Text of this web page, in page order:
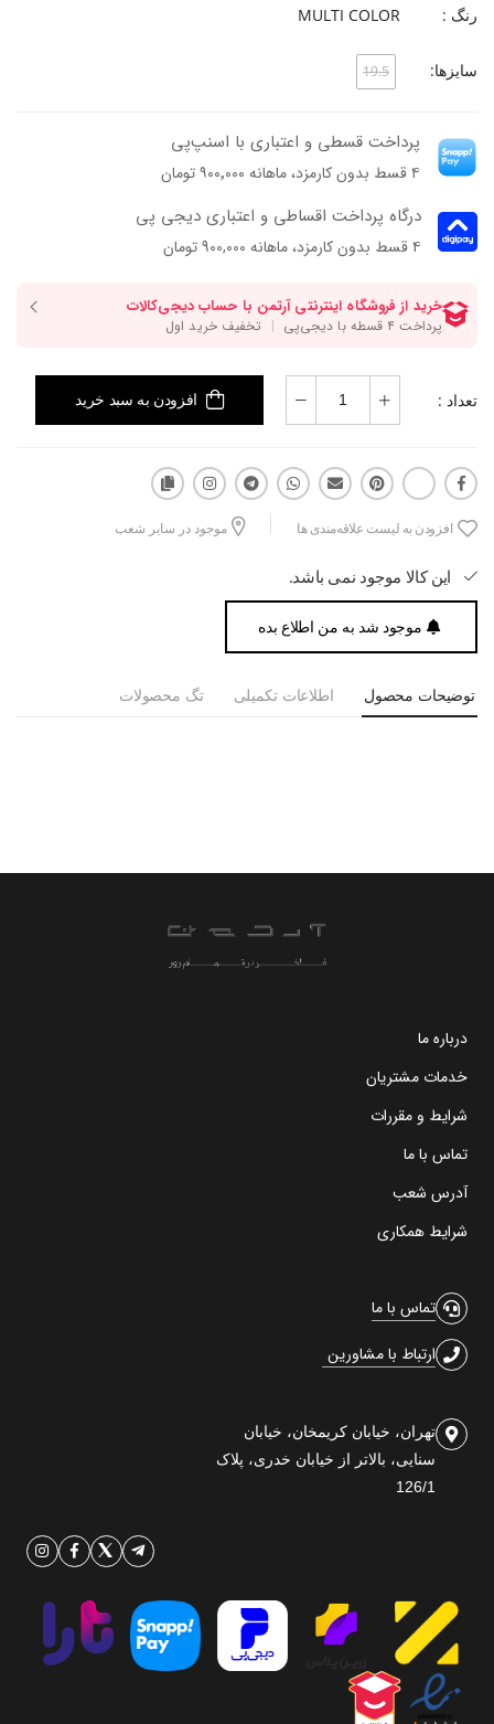
رنگ : MULTI COLOR
سایزها: 19.5
پرداخت قسطی و اعتباری با اسنپ‌پی
۴ قسط بدون کارمزد، ماهانه ۹۰۰٬۰۰۰ تومان
درگاه پرداخت اقساطی و اعتباری دیجی پی
۴ قسط بدون کارمزد، ماهانه 900,000 تومان
تعداد : افزودن به سبد خرید
افزودن به لیست علاقه‌مندی ها موجود در سایر شعب
این کالا موجود نمی باشد.
موجود شد به من اطلاع بده
توضیحات محصول اطلاعات تکمیلی تگ محصولات
درباره ما
خدمات مشتریان
شرایط و مقررات
تماس با ما
آدرس شعب
شرایط همکاری
تماس با ما
ارتباط با مشاورین
تهران، خیابان کریمخان، خیابان
سنایی، بالاتر از خیابان خدری، پلاک
126/1